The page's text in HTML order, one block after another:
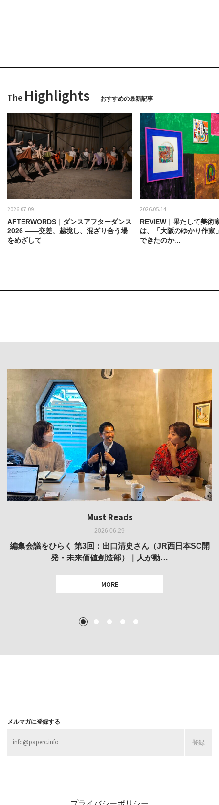
The Highlights おすすめの最新記事
2026.07.09
AFTERWORDS｜ダンスアフターダンス
2026 ——交差、越境し、混ざり合う場
をめざして
2026.05.14
REVIEW｜果たして美術
は、「大阪のゆかり作家
できたのか…
Must Reads
2026.06.29
編集会議をひらく 第3回：出口清史さん（JR西日本SC開
発・未来価値創造部）｜人が動…
MORE
Must Reads
2026.05.14
REVIEW｜果たして美術家・梅津庸一は、「大阪のゆかり
作家」となることができたのか…
Must Reads
2026.03.11
REPORT｜博覧会の残像
MORE
Must Reads
2026.02.25
REVIEW｜菊池聡太朗 個展「余りの風景」
MORE
Must Reads
2025.10.01
REVIEW｜生の存在証明としての線——「ライフライン」
展
1 2 3 4 5
メルマガに登録する